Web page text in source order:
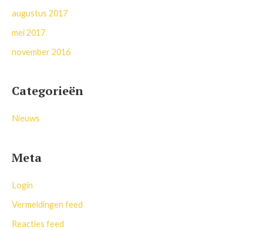
augustus 2017
mei 2017
november 2016
Categorieën
Nieuws
Meta
Login
Vermeldingen feed
Reacties feed